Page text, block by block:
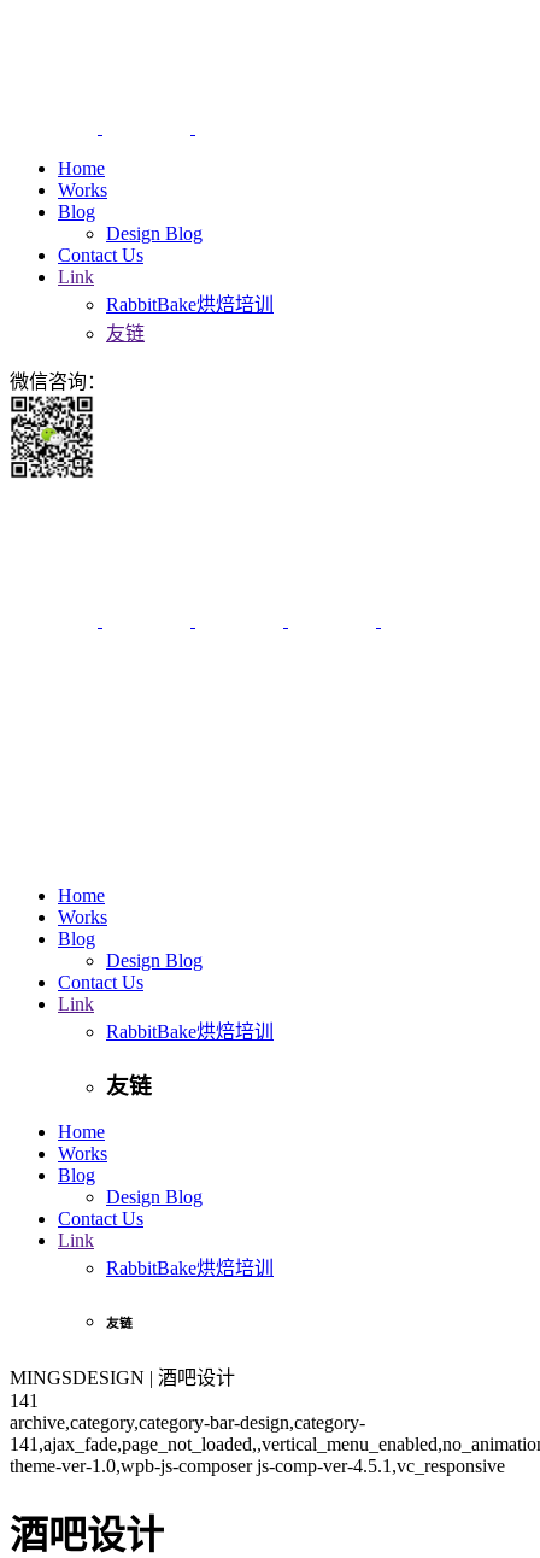
Home
Works
Blog
Design Blog
Contact Us
Link
RabbitBake烘焙培训
友链
微信咨询：
Home
Works
Blog
Design Blog
Contact Us
Link
RabbitBake烘焙培训
友链
Home
Works
Blog
Design Blog
Contact Us
Link
RabbitBake烘焙培训
友链
MINGSDESIGN | 酒吧设计
141
archive,category,category-bar-design,category-
theme-ver-1.0,wpb-js-composer js-comp-ver-4.5.1,vc_responsive
酒吧设计